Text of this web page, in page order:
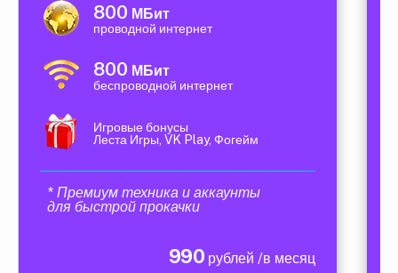
800 МБит
проводной интернет
800 МБит
беспроводной интернет
Игровые бонусы
Леста Игры, VK Play, Фогейм
* Премиум техника и аккаунты
для быстрой прокачки
990 рублей /в месяц